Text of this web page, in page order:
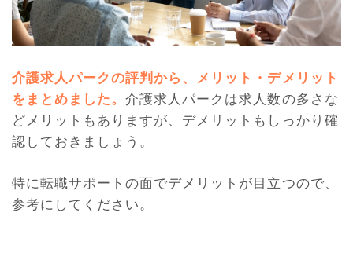
介護求人パークの評判から、メリット・デメリット
をまとめました。介護求人パークは求人数の多さな
どメリットもありますが、デメリットもしっかり確
認しておきましょう。
特に転職サポートの面でデメリットが目立つので、
参考にしてください。